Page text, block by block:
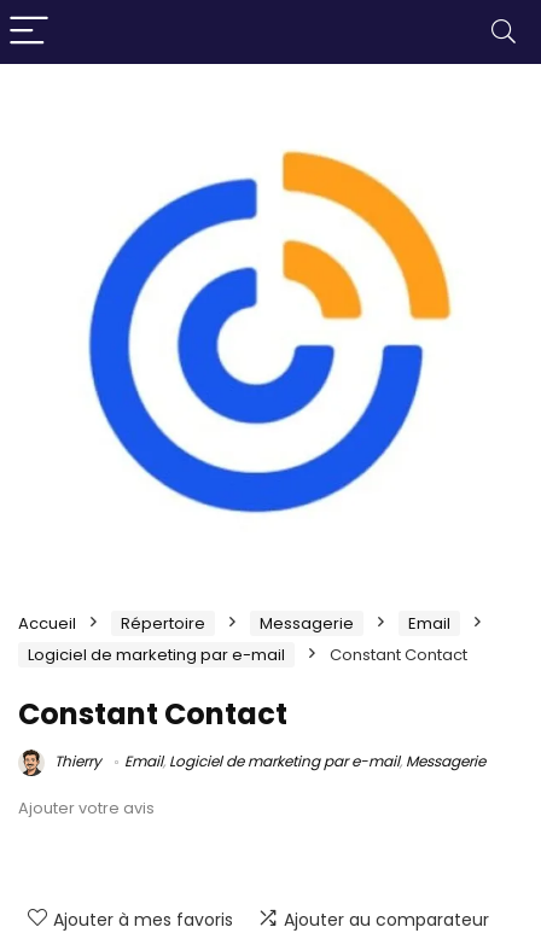
Accueil Répertoire Messagerie
Email
Logiciel de marketing par e-mail
Constant Contact
Constant Contact
Thierry Email, Logiciel de marketing par e-mail, Messagerie
Ajouter votre avis
Ajouter à mes favoris Ajouter au comparateur